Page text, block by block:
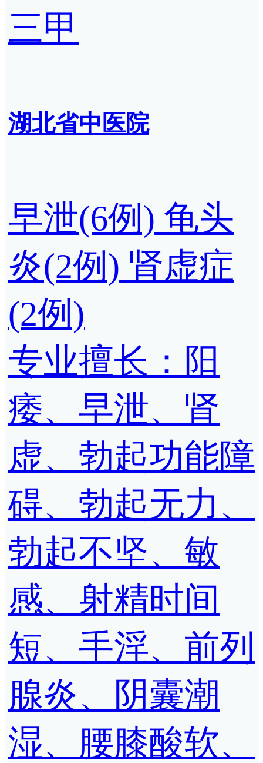
三甲
湖北省中医院
早泄(6例) 龟头
炎(2例) 肾虚症
(2例)
专业擅长：阳
痿、早泄、肾
虚、勃起功能障
碍、勃起无力、
勃起不坚、敏
感、射精时间
短、手淫、前列
腺炎、阴囊潮
湿、腰膝酸软、